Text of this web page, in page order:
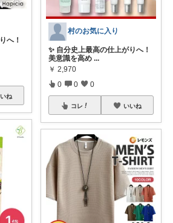
へ！
ね
村のお気に入り
✨ 自分史上最高の仕上がりへ！
美意識を高め ...
￥ 2,970
0 0 0
コレ いいね